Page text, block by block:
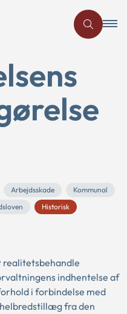
Arbejdsskade
Kommunal
Historisk
indhentelse af
i forbindelse med
fra den